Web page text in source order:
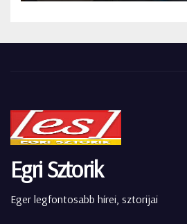
Egri Sztorik
Eger legfontosabb hírei, sztorijai